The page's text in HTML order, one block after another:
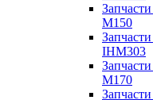
M150
IHM303
M170